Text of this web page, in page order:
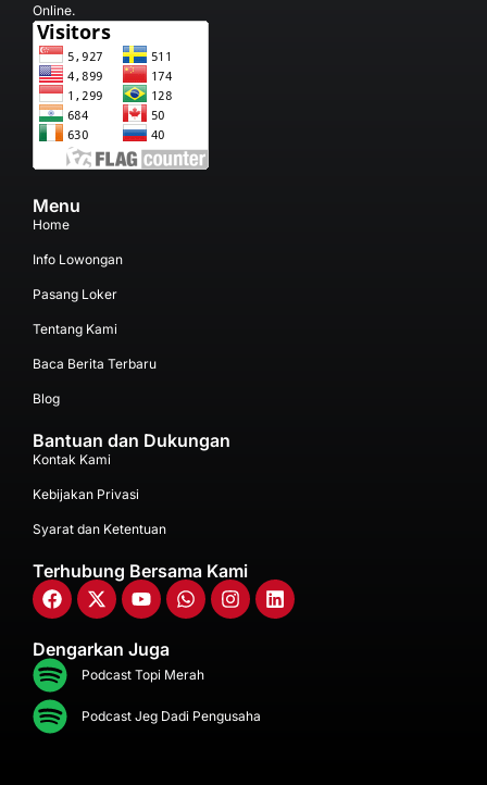
Online.
Menu
Home
Info Lowongan
Pasang Loker
Tentang Kami
Baca Berita Terbaru
Blog
Bantuan dan Dukungan
Kontak Kami
Kebijakan Privasi
Syarat dan Ketentuan
Terhubung Bersama Kami
Dengarkan Juga
Podcast Topi Merah
Podcast Jeg Dadi Pengusaha